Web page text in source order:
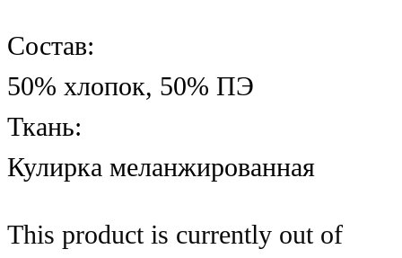
Состав:
50% хлопок, 50% ПЭ
Ткань:
Кулирка меланжированная
This product is currently out of